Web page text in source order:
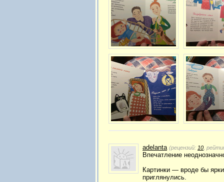
adelanta (рецензий: 10 ,
Впечатление
Картинки — вроде бы
приглянулись.